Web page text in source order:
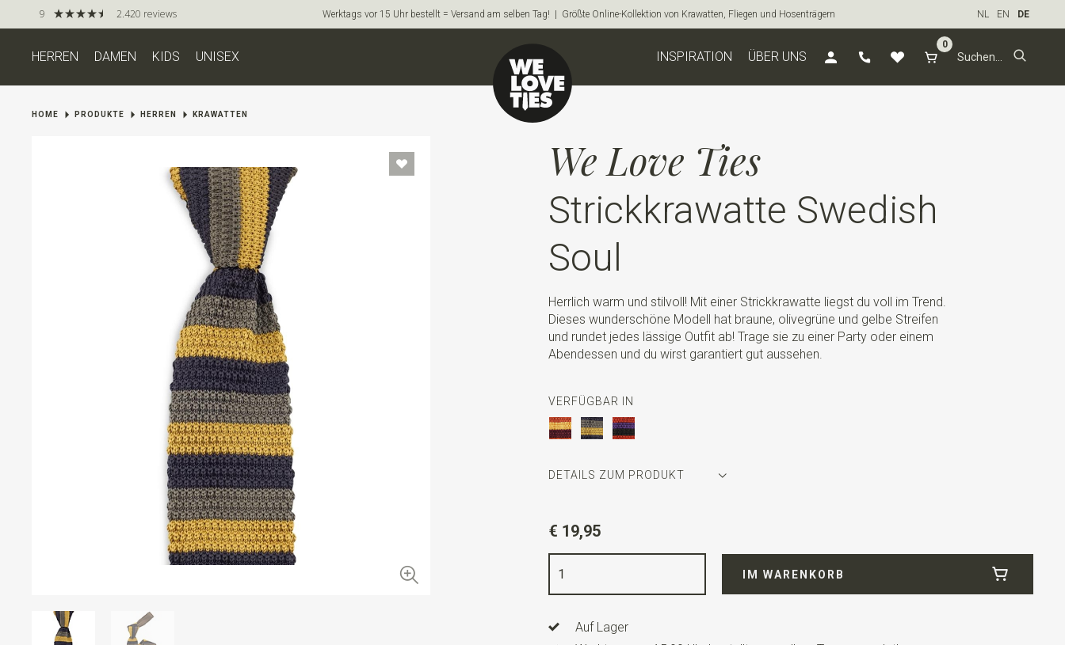
9 2.420 reviews Werktags vor 15 Uhr bestellt = Versand am selben Tag! | Größte Online-Kollektion von Krawatten, Fliegen und Hosenträgern NL EN DE
HERREN DAMEN KIDS UNISEX INSPIRATION ÜBER UNS
0
HOME PRODUKTE HERREN KRAWATTEN
We Love Ties
Strickkrawatte Swedish
Soul
Herrlich warm und stilvoll! Mit einer Strickkrawatte liegst du voll im Trend.
Dieses wunderschöne Modell hat braune, olivegrüne und gelbe Streifen
und rundet jedes lässige Outfit ab! Trage sie zu einer Party oder einem
Abendessen und du wirst garantiert gut aussehen.
VERFÜGBAR IN
DETAILS ZUM PRODUKT
Farbe
Qualität
Längeca. 140 cm
€ 19,95
IM WARENKORB
Auf Lager